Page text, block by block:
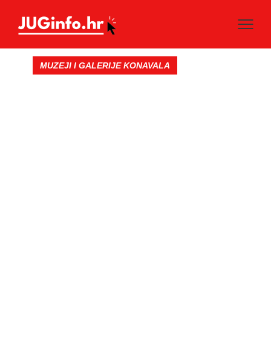
MUZEJI I GALERIJE KONAVALA